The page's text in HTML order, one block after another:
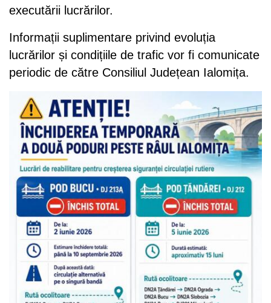
executării lucrărilor.
Informații suplimentare privind evoluția
lucrărilor și condițiile de trafic vor fi comunicate
periodic de către Consiliul Județean Ialomița.